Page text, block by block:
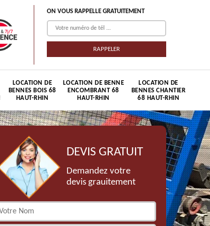
ON VOUS RAPPELLE GRATUITEMENT
LOCATION DE
BENNES BOIS 68
HAUT-RHIN
LOCATION DE BENNE
ENCOMBRANT 68
HAUT-RHIN
LOCATION DE
BENNES CHANTIER
68 HAUT-RHIN
DEVIS GRATUIT
Demandez votre
devis grauitement